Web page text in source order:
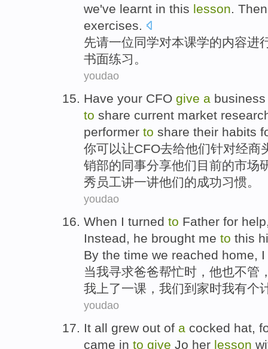
we've learnt in this lesson. Then
exercises.
先请一位 同学对本课学的内容进
书面练习。
youdao
Have your CFO give a
to share current market
performer to share their habits
你可以让CFO去给他们针对经商
销部的同事分享他们 目前的市场
秀 员工讲一讲他们的成功习惯。
youdao
When I turned to Father for help
Instead, he brought me to this
By the time we reached home, I
当我寻求爸爸帮忙时， 他也不管
我上了一课 ， 我们到家时我有个
youdao
It all grew out of a cocked hat,
came in to give Jo her lesson